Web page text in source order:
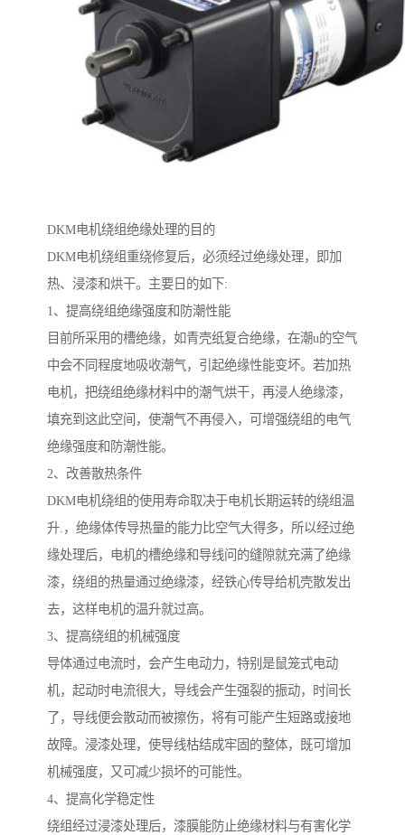
DKM电机绕组绝缘处理的目的
DKM电机绕组重绕修复后，必须经过绝缘处理，即加
热、浸漆和烘干。主要日的如下:
1、提高绕组绝缘强度和防潮性能
目前所采用的槽绝缘，如青壳纸复合绝缘，在潮u的空气
中会不同程度地吸收潮气，引起绝缘性能变坏。若加热
电机，把绕组绝缘材料中的潮气烘干，再浸人绝缘漆，
填充到这此空间，使潮气不再侵入，可增强绕组的电气
绝缘强度和防潮性能。
2、改善散热条件
DKM电机绕组的使用寿命取决于电机长期运转的绕组温
升.，绝缘体传导热量的能力比空气大得多，所以经过绝
缘处理后，电机的槽绝缘和导线问的缝隙就充满了绝缘
漆，绕组的热量通过绝缘漆，经铁心传导给机壳散发出
去，这样电机的温升就过高。
3、提高绕组的机械强度
导体通过电流时，会产生电动力，特别是鼠笼式电动
机，起动时电流很大，导线会产生强裂的振动，时间长
了，导线便会散动而被擦伤，将有可能产生短路或接地
故障。浸漆处理，使导线枯结成牢固的整体，既可增加
机械强度，又可减少损坏的可能性。
4、提高化学稳定性
绕组经过浸漆处理后，漆膜能防止绝缘材料与有害化学